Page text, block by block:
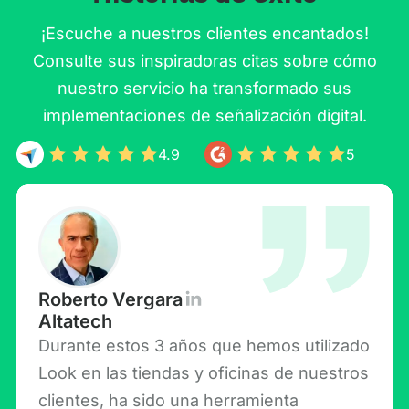
¡Escuche a nuestros clientes encantados!
Consulte sus inspiradoras citas sobre cómo
nuestro servicio ha transformado sus
implementaciones de señalización digital.
4.9 5
Roberto Vergara
Altatech
Durante estos 3 años que hemos utilizado
Look en las tiendas y oficinas de nuestros
clientes, ha sido una herramienta